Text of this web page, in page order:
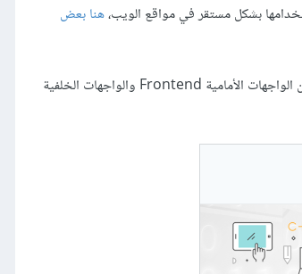
بشكل مستقر في مواقع الويب،هنا بعض
أيضًا ستجد في هذه المقالة شرح لأشهر التقنيات المستخدم في كلٍ من الواجهات الأمامية Frontend والواجهات الخلفية